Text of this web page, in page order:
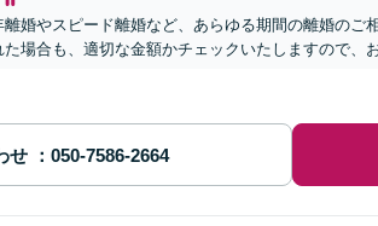
離婚やスピード離婚など、あらゆる期間の離婚の
た場合も、適切な金額かチェックいたしますので、
せ